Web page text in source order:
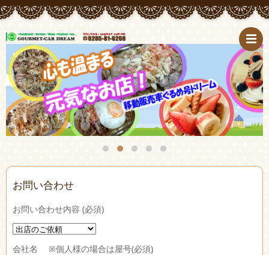
お問い合わせ
お問い合わせ内容 (必須)
会社名 ※個人様の場合は屋号(必須)